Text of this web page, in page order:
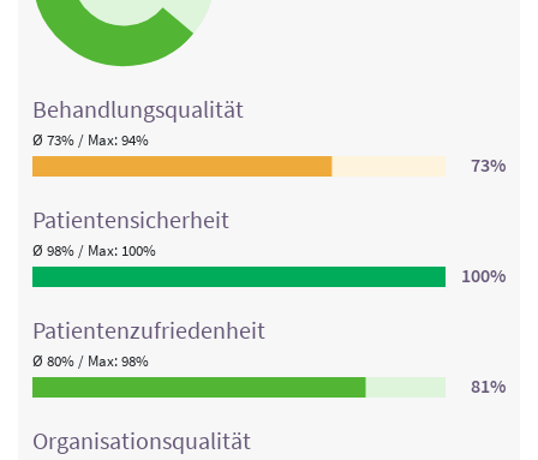
Behandlungs­qualität
Ø 73% / Max: 94%
73%
Patienten­sicherheit
Ø 98% / Max: 100%
100%
Patienten­zufriedenheit
Ø 80% / Max: 98%
81%
Organisations­qualität